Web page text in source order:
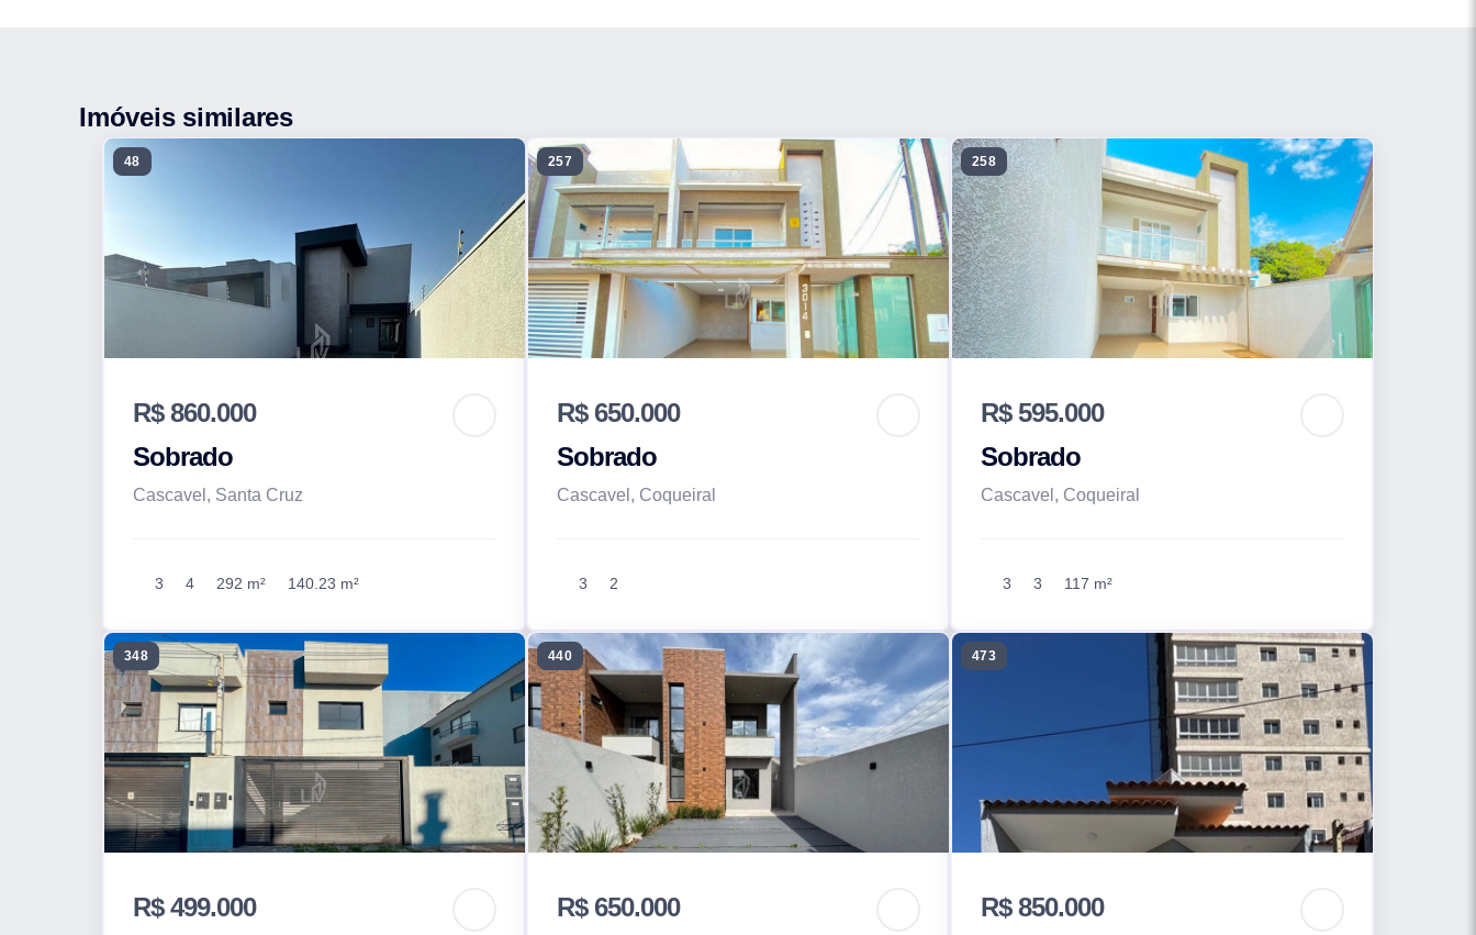
Imóveis similares
48
R$ 860.000
Sobrado
Cascavel, Santa Cruz
3 4 292 m² 140.23 m²
257
R$ 650.000
Sobrado
Cascavel, Coqueiral
3 2
258
R$ 595.000
Sobrado
Cascavel, Coqueiral
3 3 117 m²
348
R$ 499.000
440
R$ 650.000
473
R$ 850.000